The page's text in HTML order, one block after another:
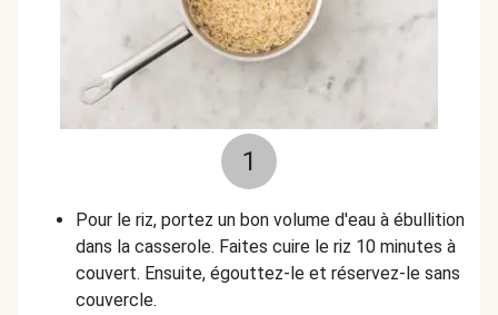
1
Pour le riz, portez un bon volume d'eau à ébullition
dans la casserole. Faites cuire le riz 10 minutes à
couvert. Ensuite, égouttez-le et réservez-le sans
couvercle.